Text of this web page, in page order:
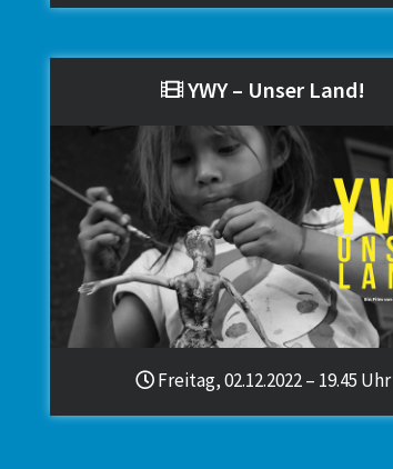
YWY – Unser Land!
Freitag, 02.12.2022 – 19.45 Uhr